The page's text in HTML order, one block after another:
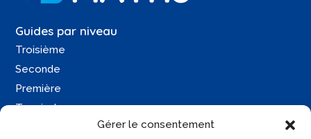
Gérer le consentement
Guides par niveau
Troisième
Seconde
Première
Terminale